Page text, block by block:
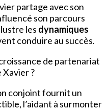
partage avec son
son parcours
les dynamiques
conduire au succès.
de partenariat
?
conjoint fournit un
l’aidant à surmonter